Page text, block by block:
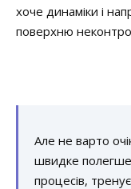
хоче динаміки і
поверхню
Але не варто
швидке
процесів,